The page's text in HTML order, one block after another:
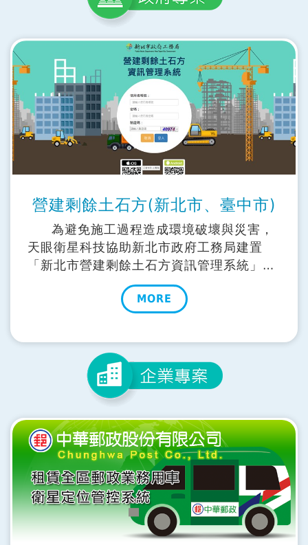
營建剩餘土石方(新北市、臺中市)
為避免施工過程造成環境破壞與災害，
天眼衛星科技協助新北市政府工務局建置
「新北市營建剩餘土石方資訊管理系統」，
司機使用勤務APP取得電子聯單後，透過
GPS回傳坐標資訊，進行車輛即時監控，管
理者可於系統掌握車輛行進工地與土方收容
件等，提升載運車輛的管理效率。
MORE